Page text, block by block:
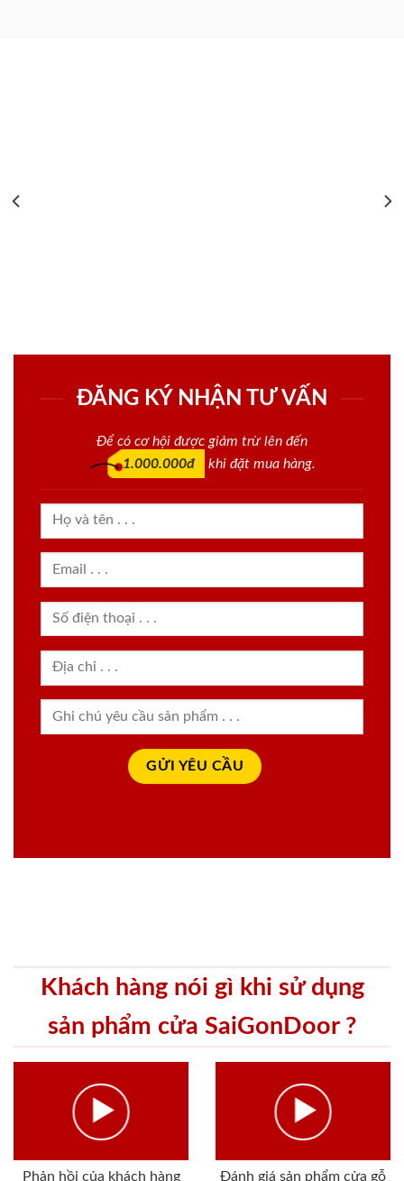
ĐĂNG KÝ NHẬN TƯ VẤN
Để có cơ hội được giảm trừ lên đến
1.000.000đ
khi đặt mua hàng.
Khách hàng nói gì khi sử dụng
sản phẩm cửa SaiGonDoor ?
Phản hồi của khách hàng
Đánh giá sản phẩm cửa gỗ